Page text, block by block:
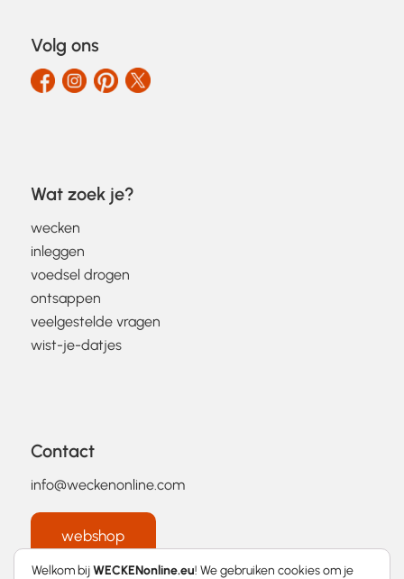
Volg ons
Wat zoek je?
wecken
inleggen
voedsel drogen
ontsappen
veelgestelde vragen
wist-je-datjes
Contact
info@weckenonline.com
webshop
Welkom bijWECKENonline.eu! We gebruiken cookies om je